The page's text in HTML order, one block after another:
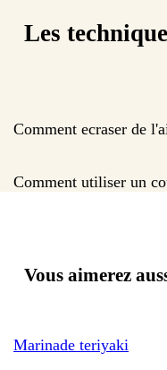
Les
Comment ecraser de
Comment utiliser un
Vous aimerez
Marinade teriyaki